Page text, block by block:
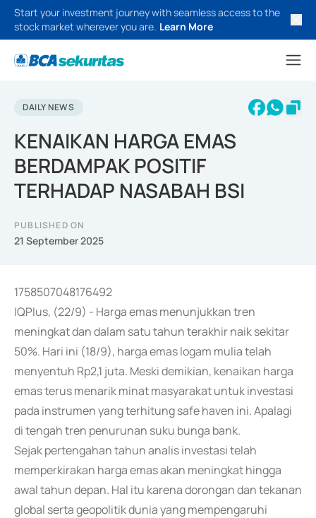
Start your investment journey with seamless access to the
stock market wherever you are. Learn More
DAILY NEWS
KENAIKAN HARGA EMAS
BERDAMPAK POSITIF
TERHADAP NASABAH BSI
PUBLISHED ON
21 September 2025
1758507048176492
IQPlus, (22/9) - Harga emas menunjukkan tren
meningkat dan dalam satu tahun terakhir naik sekitar
50%. Hari ini (18/9), harga emas logam mulia telah
menyentuh Rp2,1 juta. Meski demikian, kenaikan harga
emas terus menarik minat masyarakat untuk investasi
pada instrumen yang terhitung safe haven ini. Apalagi
di tengah tren penurunan suku bunga bank.
Sejak pertengahan tahun analis investasi telah
memperkirakan harga emas akan meningkat hingga
awal tahun depan. Hal itu karena dorongan dan tekanan
global serta geopolitik dunia yang mempengaruhi